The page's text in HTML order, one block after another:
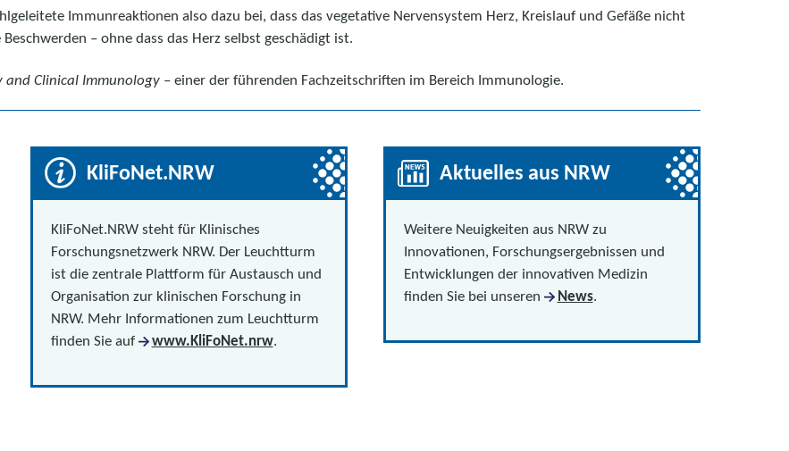
Immunreaktionen also dazu bei, dass das vegetative Nervensystem Herz, Kreislauf und Gefäße nicht
– ohne dass das Herz selbst geschädigt ist.
and Clinical Immunology– einer der führenden Fachzeitschriften im Bereich Immunologie.
KliFoNet.NRW
KliFoNet.NRW steht für Klinisches
Forschungsnetzwerk NRW. Der Leuchtturm
ist die zentrale Plattform für Austausch und
Organisation zur klinischen Forschung in
NRW. Mehr Informationen zum Leuchtturm
finden Sie auf
www.KliFoNet.nrw.
Aktuelles aus NRW
Weitere Neuigkeiten aus NRW zu
Innovationen, Forschungsergebnissen und
Entwicklungen der innovativen Medizin
finden Sie bei unseren
News.